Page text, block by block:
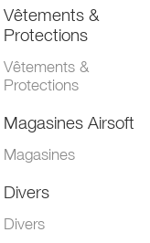
Vêtements &
Protections
Vêtements &
Protections
Magasines Airsoft
Magasines
Divers
Divers